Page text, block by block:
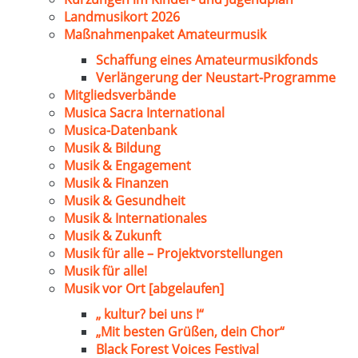
Landmusikort 2026
Maßnahmenpaket Amateurmusik
Schaffung eines Amateurmusikfonds
Verlängerung der Neustart-Programme
Mitgliedsverbände
Musica Sacra International
Musica-Datenbank
Musik & Bildung
Musik & Engagement
Musik & Finanzen
Musik & Gesundheit
Musik & Internationales
Musik & Zukunft
Musik für alle – Projektvorstellungen
Musik für alle!
Musik vor Ort [abgelaufen]
„ kultur? bei uns !“
„Mit besten Grüßen, dein Chor“
Black Forest Voices Festival